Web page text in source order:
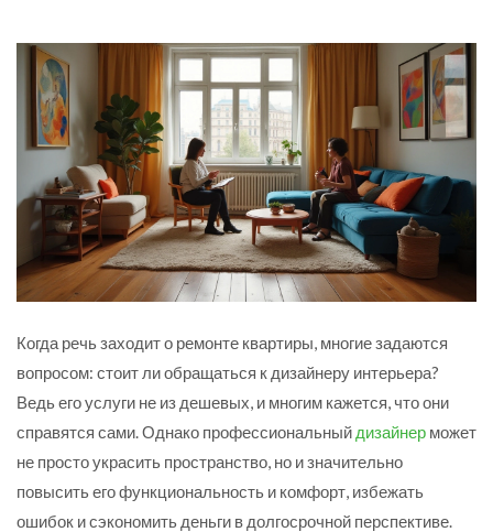
Когда речь заходит о ремонте квартиры, многие задаются
вопросом: стоит ли обращаться к дизайнеру интерьера?
Ведь его услуги не из дешевых, и многим кажется, что они
справятся сами. Однако профессиональный дизайнер может
не просто украсить пространство, но и значительно
повысить его функциональность и комфорт, избежать
ошибок и сэкономить деньги в долгосрочной перспективе.